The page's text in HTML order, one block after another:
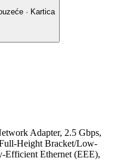
· Kartica
Adapter, 2.5 Gbps,
Height Bracket/Low-
Efficient Ethernet (EEE),